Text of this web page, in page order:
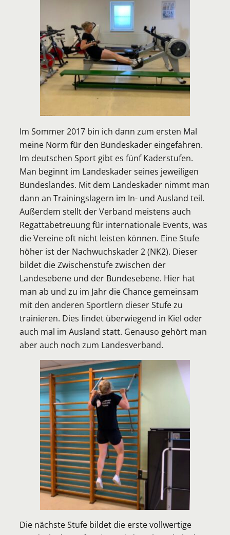
Im Sommer 2017 bin ich dann zum ersten Mal
meine Norm für den Bundeskader eingefahren.
Im deutschen Sport gibt es fünf Kaderstufen.
Man beginnt im Landeskader seines jeweiligen
Bundeslandes. Mit dem Landeskader nimmt man
dann an Trainingslagern im In- und Ausland teil.
Außerdem stellt der Verband meistens auch
Regattabetreuung für internationale Events, was
die Vereine oft nicht leisten können. Eine Stufe
höher ist der Nachwuchskader 2 (NK2). Dieser
bildet die Zwischenstufe zwischen der
Landesebene und der Bundesebene. Hier hat
man ab und zu im Jahr die Chance gemeinsam
mit den anderen Sportlern dieser Stufe zu
trainieren. Dies findet überwiegend in Kiel oder
auch mal im Ausland statt. Genauso gehört man
aber auch noch zum Landesverband.
Die nächste Stufe bildet die erste vollwertige